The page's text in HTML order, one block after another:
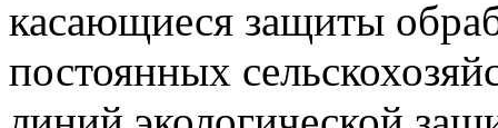
касающиеся защиты
постоянных